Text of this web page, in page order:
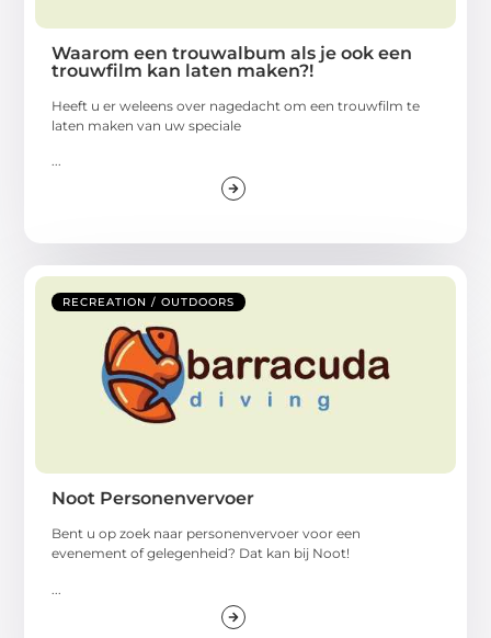
Waarom een trouwalbum als je ook een
trouwfilm kan laten maken?!
Heeft u er weleens over nagedacht om een trouwfilm te
laten maken van uw speciale
...
RECREATION / OUTDOORS
Noot Personenvervoer
Bent u op zoek naar personenvervoer voor een
evenement of gelegenheid? Dat kan bij Noot!